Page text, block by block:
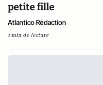
petite fille
Atlantico Rédaction
1 min de lecture